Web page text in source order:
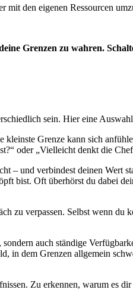
mit den eigenen Ressourcen
Grenzen zu wahren.
sein. Hier eine
Grenze kann sich
oder „Vielleicht denkt die
– und verbindest deinen Wert
bist. Oft überhörst du dabei
zu verpassen. Selbst wenn du
auch ständige
in dem Grenzen allgemein
Zu erkennen, warum es